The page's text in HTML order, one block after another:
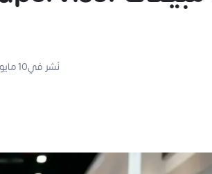
نُشر في10 مايو 2026